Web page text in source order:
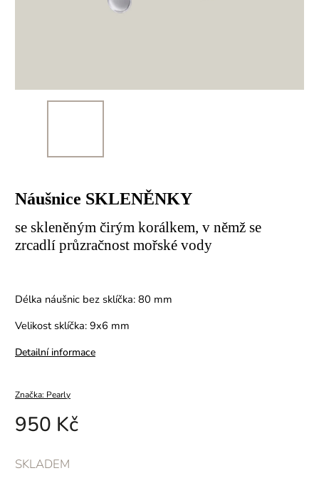
Náušnice SKLENĚNKY
se skleněným čirým korálkem, v němž se
zrcadlí průzračnost mořské vody
Délka náušnic bez sklíčka: 80 mm
Velikost sklíčka: 9x6 mm
Detailní informace
Značka: Pearly
950 Kč
SKLADEM